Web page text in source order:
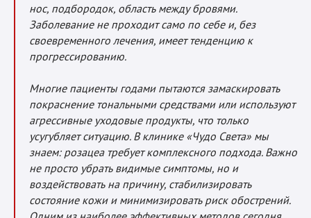
нос, подбородок, область между бровями.
Заболевание не проходит само по себе и, без
своевременного лечения, имеет тенденцию к
прогрессированию.
Многие пациенты годами пытаются замаскировать
покраснение тональными средствами или используют
агрессивные уходовые продукты, что только
усугубляет ситуацию. В клинике «Чудо Света» мы
знаем: розацеа требует комплексного подхода. Важно
не просто убрать видимые симптомы, но и
воздействовать на причину, стабилизировать
состояние кожи и минимизировать риск обострений.